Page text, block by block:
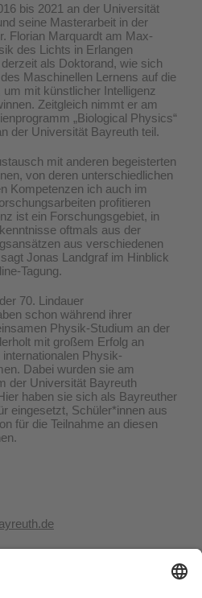
bis 2021 an der Universität
seine Masterarbeit in der
Florian Marquardt am Max-
des Lichts in Erlangen
als Doktorand, wie sich
Maschinellen Lernens auf die
mit künstlicher Intelligenz
Zeitgleich nimmt er am
„Biological Physics“
der Universität Bayreuth teil.
mit anderen begeisterten
von deren unterschiedlichen
Kompetenzen ich auch im
profitieren
ist ein Forschungsgebiet, in
oftmals aus der
aus verschiedenen
Jonas Landgraf im Hinblick
Tagung.
70. Lindauer
schon während ihrer
Physik-Studium an der
mit großem Erfolg an
Physik-
Dabei wurden sie am
der Universität Bayreuth
haben sie sich als Bayreuther
eingesetzt, Schüler*innen aus
für die Teilnahme an diesen
des Lichts, Erlangen